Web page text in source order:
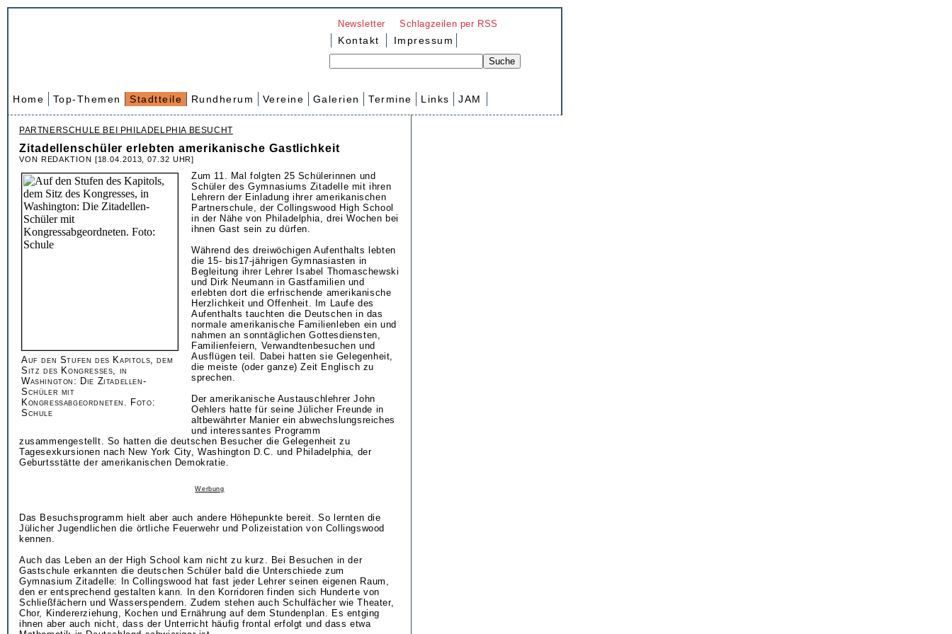
Newsletter Schlagzeilen per RSS
Kontakt Impressum
Home Top-Themen Stadtteile Rundherum Vereine Galerien Termine Links JAM
PARTNERSCHULE BEI PHILADELPHIA BESUCHT
Zitadellenschüler erlebten amerikanische Gastlichkeit
VON REDAKTION [18.04.2013, 07.32 UHR]
Auf den Stufen des Kapitols, dem
Sitz des Kongresses, in
Washington: Die Zitadellen-
Schüler mit
Kongressabgeordneten. Foto:
Schule
Zum 11. Mal folgten 25 Schülerinnen und
Schüler des Gymnasiums Zitadelle mit ihren
Lehrern der Einladung ihrer amerikanischen
Partnerschule, der Collingswood High School
in der Nähe von Philadelphia, drei Wochen bei
ihnen Gast sein zu dürfen.
Während des dreiwöchigen Aufenthalts lebten
die 15- bis17-jährigen Gymnasiasten in
Begleitung ihrer Lehrer Isabel Thomaschewski
und Dirk Neumann in Gastfamilien und
erlebten dort die erfrischende amerikanische
Herzlichkeit und Offenheit. Im Laufe des
Aufenthalts tauchten die Deutschen in das
normale amerikanische Familienleben ein und
nahmen an sonntäglichen Gottesdiensten,
Familienfeiern, Verwandtenbesuchen und
Ausflügen teil. Dabei hatten sie Gelegenheit,
die meiste (oder ganze) Zeit Englisch zu
sprechen.
Der amerikanische Austauschlehrer John
Oehlers hatte für seine Jülicher Freunde in
altbewährter Manier ein abwechslungsreiches
und interessantes Programm
zusammengestellt. So hatten die deutschen Besucher die Gelegenheit zu
Tagesexkursionen nach New York City, Washington D.C. und Philadelphia, der
Geburtsstätte der amerikanischen Demokratie.
Werbung
Das Besuchsprogramm hielt aber auch andere Höhepunkte bereit. So lernten die
Jülicher Jugendlichen die örtliche Feuerwehr und Polizeistation von Collingswood
kennen.
Auch das Leben an der High School kam nicht zu kurz. Bei Besuchen in der
Gastschule erkannten die deutschen Schüler bald die Unterschiede zum
Gymnasium Zitadelle: In Collingswood hat fast jeder Lehrer seinen eigenen Raum,
den er entsprechend gestalten kann. In den Korridoren finden sich Hunderte von
Schließfächern und Wasserspendern. Zudem stehen auch Schulfächer wie Theater,
Chor, Kindererziehung, Kochen und Ernährung auf dem Stundenplan. Es entging
ihnen aber auch nicht, dass der Unterricht häufig frontal erfolgt und dass etwa